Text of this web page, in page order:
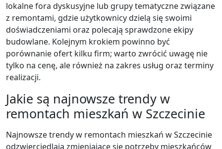
lokalne fora dyskusyjne lub grupy tematyczne związane
z remontami, gdzie użytkownicy dzielą się swoimi
doświadczeniami oraz polecają sprawdzone ekipy
budowlane. Kolejnym krokiem powinno być
porównanie ofert kilku firm; warto zwrócić uwagę nie
tylko na cenę, ale również na zakres usług oraz terminy
realizacji.
Jakie są najnowsze trendy w
remontach mieszkań w Szczecinie
Najnowsze trendy w remontach mieszkań w Szczecinie
odzwierciedlają zmieniające się potrzeby mieszkańców